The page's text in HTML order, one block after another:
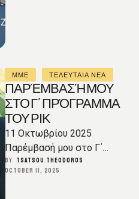
priorities, business
interests, …
ΜΜΕ ΤΕΛΕΥΤΑΙΑ ΝΕΑ
ΠΑΡΈΜΒΑΣΉ ΜΟΥ
ΣΤΟ Γ΄ ΠΡΌΓΡΑΜΜΑ
ΤΟΥ ΡΙΚ
11 Οκτωβρίου 2025
Παρέμβασή μου στο Γ΄
Πρόγραμμα του ΡΙΚ 11
Οκτωβρίου 2025
BY TSATSOU THEODOROS
OCTOBER 11, 2025